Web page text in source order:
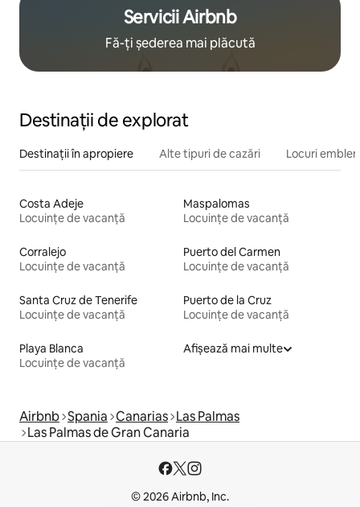
Servicii Airbnb
Fă-ți șederea mai plăcută
Destinații de explorat
Destinații în apropiere Alte tipuri de cazări Locuri
Costa Adeje
Locuințe de vacanță
Maspalomas
Locuințe de vacanță
Corralejo
Locuințe de vacanță
Puerto del Carmen
Locuințe de vacanță
Santa Cruz de Tenerife
Locuințe de vacanță
Puerto de la Cruz
Locuințe de vacanță
Playa Blanca
Locuințe de vacanță
Afișează mai multe
Airbnb Spania Canarias Las Palmas
Las Palmas de Gran Canaria
© 2026 Airbnb, Inc.